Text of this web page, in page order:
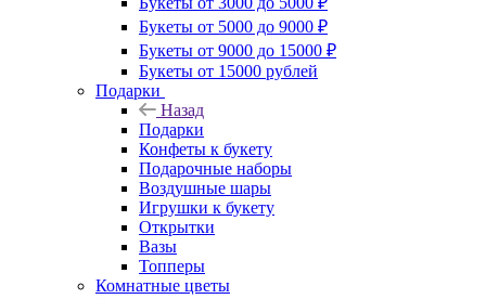
Букеты от 5000 до 9000 ₽
Букеты от 9000 до 15000 ₽
Букеты от 15000 рублей
Подарки
Назад
Подарки
Конфеты к букету
Подарочные наборы
Воздушные шары
Игрушки к букету
Открытки
Вазы
Топперы
Комнатные цветы